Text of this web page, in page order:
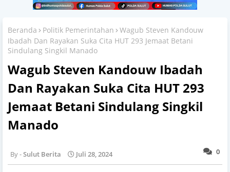
Beranda Politik Pemerintahan
Wagub Steven Kandouw
Ibadah Dan Rayakan Suka Cita HUT 293 Jemaat Betani
Sindulang Singkil Manado
Wagub Steven Kandouw Ibadah
Dan Rayakan Suka Cita HUT 293
Jemaat Betani Sindulang Singkil
Manado
0
Sulut Berita Juli 28, 2024